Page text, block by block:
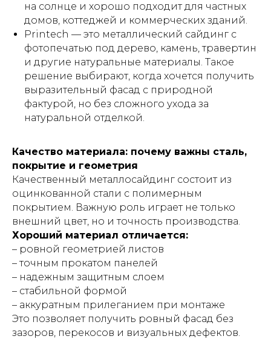
на солнце и хорошо подходит для частных
домов, коттеджей и коммерческих зданий.
Printech — это металлический сайдинг с
фотопечатью под дерево, камень, травертин
и другие натуральные материалы. Такое
решение выбирают, когда хочется получить
выразительный фасад с природной
фактурой, но без сложного ухода за
натуральной отделкой.
Качество материала: почему важны сталь,
покрытие и геометрия
Качественный металлосайдинг состоит из
оцинкованной стали с полимерным
покрытием. Важную роль играет не только
внешний цвет, но и точность производства.
Хороший материал отличается:
– ровной геометрией листов
– точным прокатом панелей
– надежным защитным слоем
– стабильной формой
– аккуратным прилеганием при монтаже
Это позволяет получить ровный фасад без
зазоров, перекосов и визуальных дефектов.